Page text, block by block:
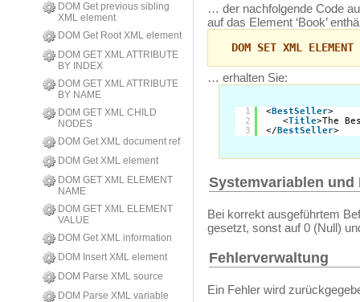
DOM Get previous sibling
XML element
DOM Get Root XML element
DOM GET XML ATTRIBUTE
BY INDEX
DOM GET XML ATTRIBUTE
BY NAME
DOM GET XML CHILD
NODES
DOM Get XML document ref
DOM Get XML element
DOM GET XML ELEMENT
NAME
DOM GET XML ELEMENT
VALUE
DOM Get XML information
DOM Insert XML element
DOM Parse XML source
DOM Parse XML variable
… der nachfolgende Code
auf das Element ‘Book’
DOM SET XML ELEMENT
… erhalten Sie:
1
2
3
<BestSeller>
<Title>The
</ BestSeller>
Systemvariablen und
Bei korrekt ausgeführtem
gesetzt, sonst auf 0 (Null)
Fehlerverwaltung
Ein Fehler wird